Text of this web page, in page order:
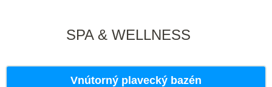
SPA & WELLNESS
Vnútorný plavecký bazén